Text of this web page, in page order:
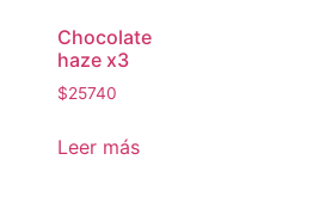
Chocolate
haze x3
$25740
Leer más